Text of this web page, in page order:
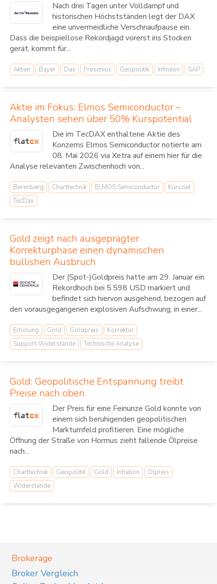
Nach drei Tagen unter Volldampf und
historischen Höchstständen legt der DAX
eine unvermeidliche Verschnaufpause ein.
Dass die beispiellose Rekordjagd vorerst ins Stocken
gerät, kommt für...
Aktien Bayer Dax Fresenius Geopolitik Infineon SAP
Aktie im Fokus: Elmos Semiconductor –
Analysten sehen über 50% Kurspotential
Die im TecDAX enthaltene Aktie des
Konzerns Elmos Semiconductor notierte am
08. Mai 2026 via Xetra auf einem hier für die
Analyse relevanten Zwischenhoch von...
Berenberg Charttechnik ELMOS Semiconductor
Kursziel
TecDax
Gold zeigt nach ausgeprägter
Korrekturphase einen dynamischen
bullishen Ausbruch
Der (Spot-)Goldpreis hatte am 29. Januar ein
Rekordhoch bei 5.598 USD markiert und
befindet sich hiervon ausgehend, bezogen auf
den vorausgegangenen explosiven Aufschwung, in einer...
Erholung Gold Goldpreis
Korrektur
Support-Widerstände
Technische Analyse
Gold: Geopolitische Entspannung treibt
Preise nach oben
Der Preis für eine Feinunze Gold konnte von
einem sich beruhigenden geopolitischen
Marktumfeld profitieren. Eine mögliche
Öffnung der Straße von Hormus zieht fallende Ölpreise
nach...
Charttechnik Geopolitik Gold Inflation
Ölpreis
Widerstände
Brokerage
Broker Vergleich